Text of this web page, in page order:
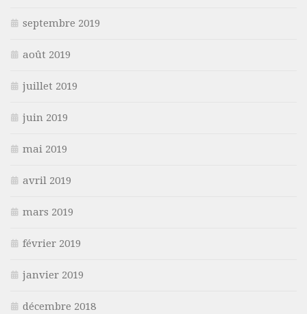
septembre 2019
août 2019
juillet 2019
juin 2019
mai 2019
avril 2019
mars 2019
février 2019
janvier 2019
décembre 2018